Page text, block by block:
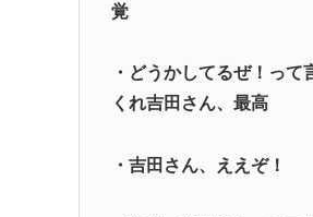
覚
・どうかしてるぜ！って
くれ吉田さん、最高
・吉田さん、ええぞ！